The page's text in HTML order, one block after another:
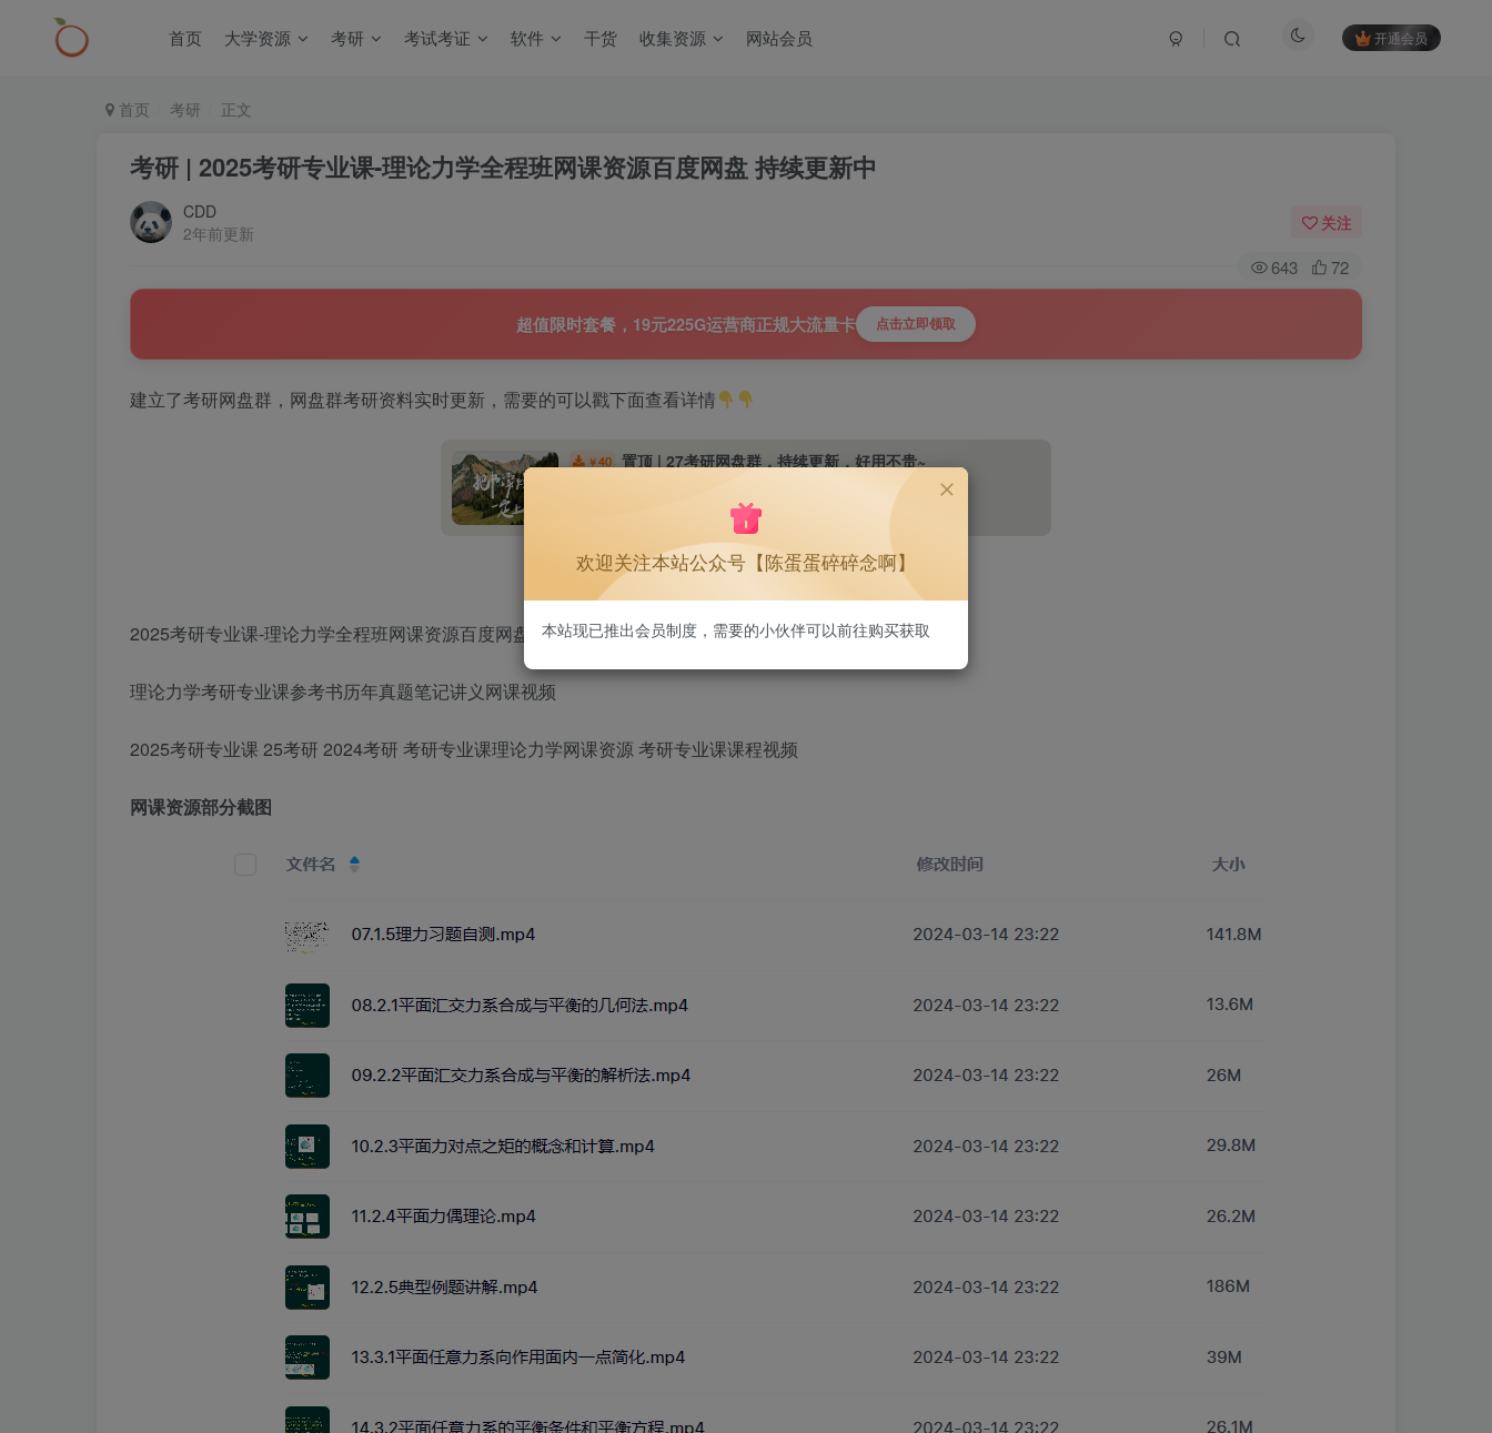
首页 大学资源 考研 考试考证 软件 干货 收集资源 网站会员 开通会员
首页 考研 正文
考研 | 2025考研专业课-理论力学全程班网课资源百度网盘 持续更新中
CDD
2年前更新
关注
643 72
超值限时套餐，19元225G运营商正规大流量卡 点击立即领取
建立了考研网盘群，网盘群考研资料实时更新，需要的可以戳下面查看详情
￥40 置顶 | 27考研网盘群，持续更新，好用不贵~
2025考研专业课-理论力学全程班网课资源百度网盘 持续更新中
理论力学考研专业课参考书历年真题笔记讲义网课视频
2025考研专业课 25考研 2024考研 考研专业课理论力学网课资源 考研专业课课程视频
网课资源部分截图
欢迎关注本站公众号【陈蛋蛋碎碎念啊】
本站现已推出会员制度，需要的小伙伴可以前往购买获取